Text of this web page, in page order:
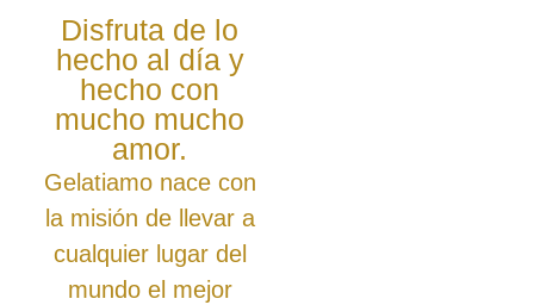
Disfruta de lo
hecho al día y
hecho con
mucho mucho
amor.
Gelatiamonace con
la misión de llevar a
cualquier lugar del
mundo el mejor